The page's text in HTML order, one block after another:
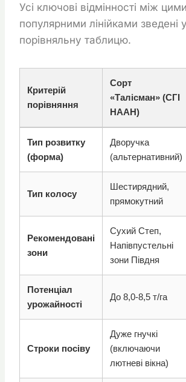
Усі ключові відмінності між цими
популярними лінійками зведені
порівняльну таблицю.
Критерій
порівняння
Сорт
«Талісман» (СГІ
НААН)
Тип розвитку
(форма)
Дворучка
(альтернативний)
Тип колосу
Шестирядний,
прямокутний
Рекомендовані
зони
Сухий Степ,
Напівпустельні
зони Півдня
Потенціал
урожайності
До 8,0-8,5 т/га
Строки посіву
Дуже гнучкі
(включаючи
лютневі вікна)